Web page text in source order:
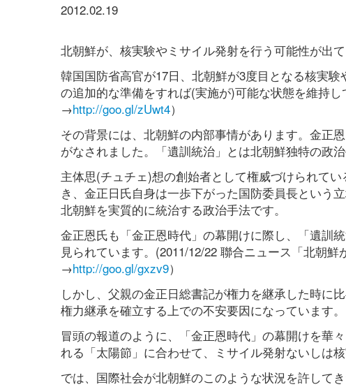
2012.02.19
北朝鮮が、核実験やミサイル発射を行う可能性が出て
韓国国防省高官が17日、北朝鮮が3度目となる核実
の追加的な準備をすれば(実施が)可能な状態を維持
→http://goo.gl/zUwt4）
その背景には、北朝鮮の内部事情があります。金正
がなされました。「遺訓統治」とは北朝鮮独特の政治
主体思(チュチェ)想の創始者として権威づけられて
き、金正日氏自身は一歩下がった国防委員長という
北朝鮮を実質的に統治する政治手法です。
金正恩氏も「金正恩時代」の幕開けに際し、「遺訓
見られています。(2011/12/22 聯合ニュース「北朝
→http://goo.gl/gxzv9）
しかし、父親の金正日総書記が権力を継承した時に
権力継承を確立する上での不安要因になっています。
冒頭の報道のように、「金正恩時代」の幕開けを華
れる「太陽節」に合わせて、ミサイル発射ないしは
では、国際社会が北朝鮮のこのような状況を許して